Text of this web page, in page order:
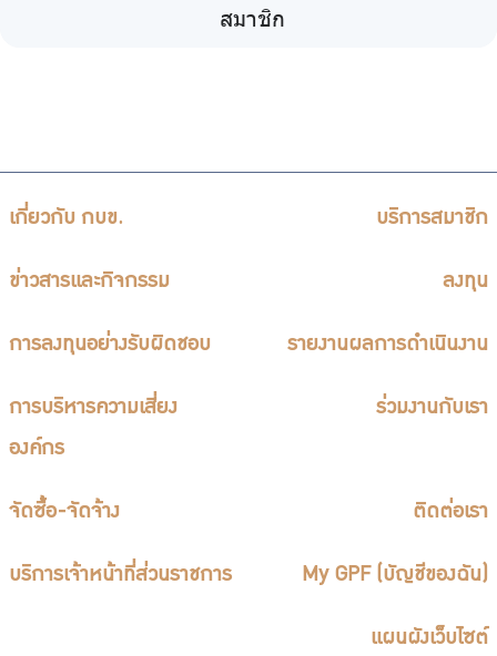
สมาชิก
เกี่ยวกับ กบข. บริการสมาชิก
ข่าวสารและกิจกรรม ลงทุน
การลงทุนอย่างรับผิดชอบ รายงานผลการดำเนินงาน
การบริหารความเสี่ยง
องค์กร
ร่วมงานกับเรา
จัดซื้อ-จัดจ้าง ติดต่อเรา
บริการเจ้าหน้าที่ส่วนราชการ My GPF (บัญชีของฉัน)
แผนผังเว็บไซต์